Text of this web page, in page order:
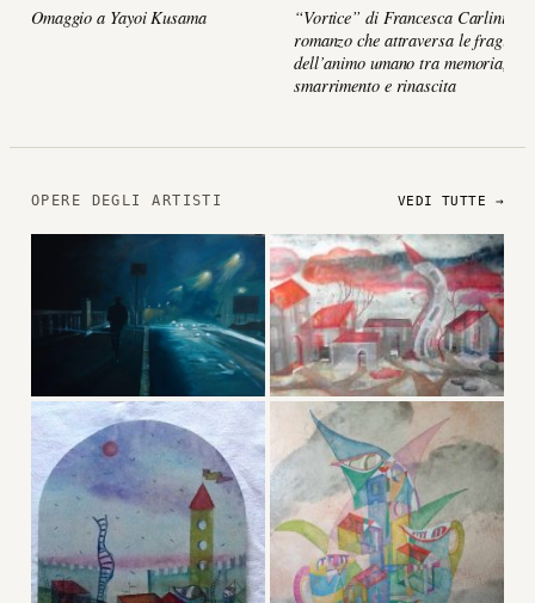
Omaggio a Yayoi Kusama
“Vortice” di Francesca Carlini, un
romanzo che attraversa le fragilità
dell’animo umano tra memoria,
smarrimento e rinascita
OPERE DEGLI ARTISTI VEDI TUTTE →